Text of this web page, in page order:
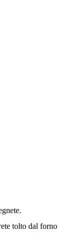
tolto dal forno